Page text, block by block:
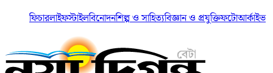
ফিচারলাইফস্টাইলবিনোদনশিল্প ও সাহিত্যবিজ্ঞান ও প্রযুক্তিফটোআর্কাইভ